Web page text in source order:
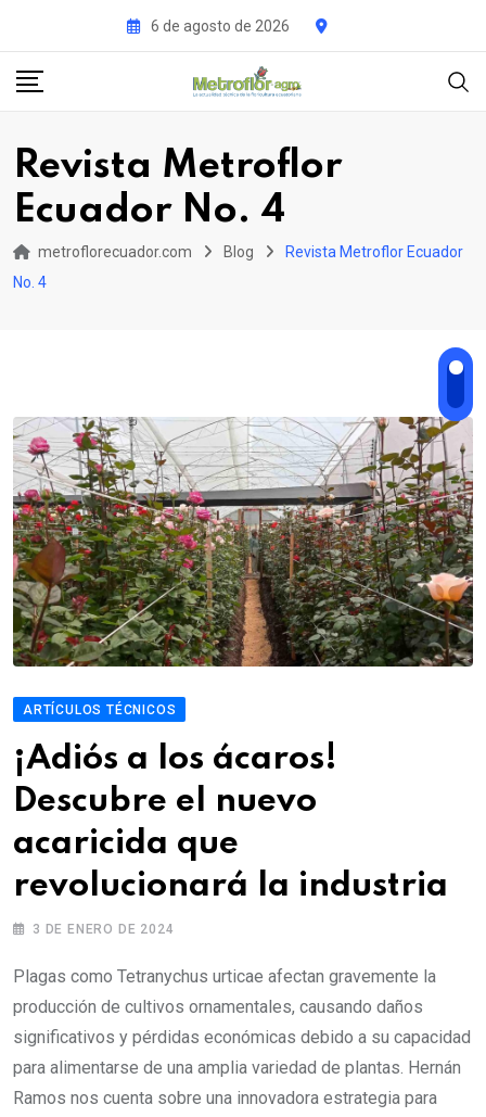
content
6 de agosto de 2026
Revista Metroflor
Ecuador No. 4
metroflorecuador.com Blog
Revista Metroflor Ecuador
No. 4
ARTÍCULOS TÉCNICOS
¡Adiós a los ácaros!
Descubre el nuevo
acaricida que
revolucionará la industria
3 DE ENERO DE 2024
Plagas como Tetranychus urticae afectan gravemente la
producción de cultivos ornamentales, causando daños
significativos y pérdidas económicas debido a su capacidad
para alimentarse de una amplia variedad de plantas. Hernán
Ramos nos cuenta sobre una innovadora estrategia para